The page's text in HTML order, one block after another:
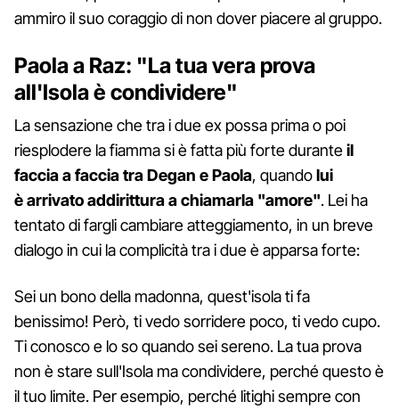
ammiro il suo coraggio di non dover piacere al gruppo.
Paola a Raz: "La tua vera prova
all'Isola è condividere"
La sensazione che tra i due ex possa prima o poi
riesplodere la fiamma si è fatta più forte duranteil
faccia a faccia tra Degan e Paola, quandolui
è arrivato addirittura a chiamarla "amore". Lei ha
tentato di fargli cambiare atteggiamento, in un breve
dialogo in cui la complicità tra i due è apparsa forte:
Sei un bono della madonna, quest'isola ti fa
benissimo! Però, ti vedo sorridere poco, ti vedo cupo.
Ti conosco e lo so quando sei sereno. La tua prova
non è stare sull'Isola ma condividere, perché questo è
il tuo limite. Per esempio, perché litighi sempre con